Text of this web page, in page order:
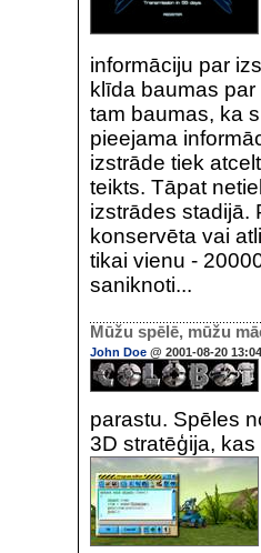
informāciju par
klīda baumas
tam baumas, ka
pieejama
izstrāde tiek
teikts. Tāpat
izstrādes stadijā.
konservēta vai
tikai vienu -
saniknoti...
Mūžu spēlē, mūžu
John Doe @ 2001-08-20 13:04
parastu. Spēles
3D stratēģija,